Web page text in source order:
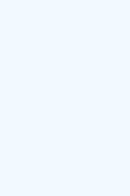
Hypotheek
van
pagina van